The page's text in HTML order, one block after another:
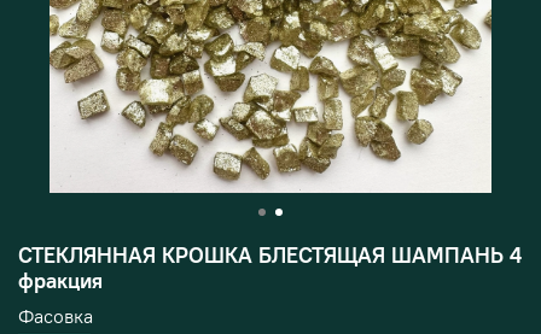
СТЕКЛЯННАЯ КРОШКА БЛЕСТЯЩАЯ ШАМПАНЬ 4
фракция
Фасовка